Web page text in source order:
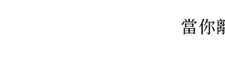
當你